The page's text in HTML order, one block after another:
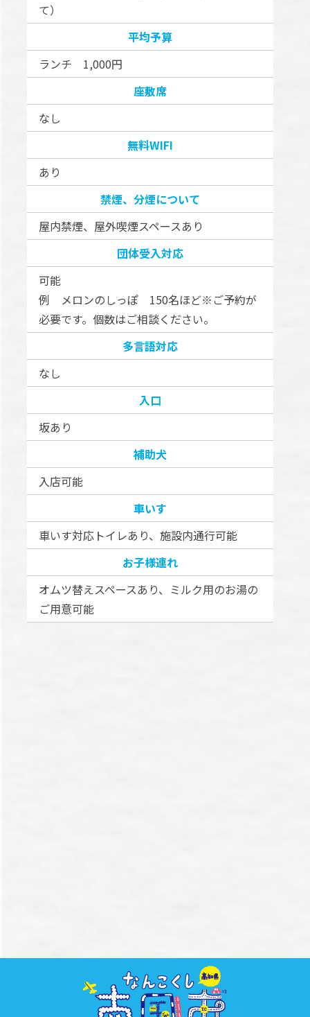
て）
平均予算
ランチ 1,000円
座敷席
なし
無料WIFI
あり
禁煙、分煙について
屋内禁煙、屋外喫煙スペースあり
団体受入対応
可能
例 メロンのしっぽ 150名ほど※ご予約が
必要です。個数はご相談ください。
多言語対応
なし
入口
坂あり
補助犬
入店可能
車いす
車いす対応トイレあり、施設内通行可能
お子様連れ
オムツ替えスペースあり、ミルク用のお湯の
ご用意可能